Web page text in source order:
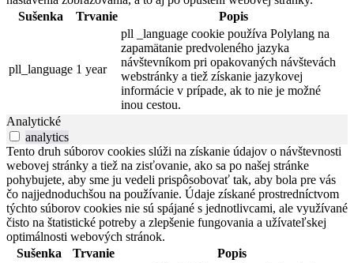
Sušenka
Trvanie Popis
pll_language 1 year
pll _language cookie používa Polylang na
zapamätanie predvoleného jazyka
návštevníkom pri opakovaných návštevách
webstránky a tiež získanie jazykovej
informácie v prípade, ak to nie je možné
inou cestou.
Analytické
analytics
Tento druh súborov cookies slúži na získanie údajov o návštevnosti
webovej stránky a tiež na zisťovanie, ako sa po našej stránke
pohybujete, aby sme ju vedeli prispôsobovať tak, aby bola pre vás
čo najjednoduchšou na používanie. Údaje získané prostredníctvom
týchto súborov cookies nie sú spájané s jednotlivcami, ale využívané
čisto na štatistické potreby a zlepšenie fungovania a užívateľskej
optimálnosti webových stránok.
Sušenka
Trvanie Popis